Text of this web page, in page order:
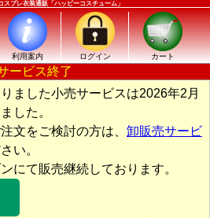
プレ衣装通販「ハッピーコスチューム」
利用案内 ログイン カート
ービス終了
ました小売サービスは2026年2月
した。
文をご検討の方は、 卸販売サービ
い。
にて販売継続しております。